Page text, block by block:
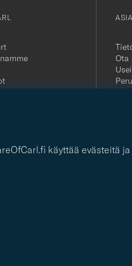
käyttää evästeitä
Ota